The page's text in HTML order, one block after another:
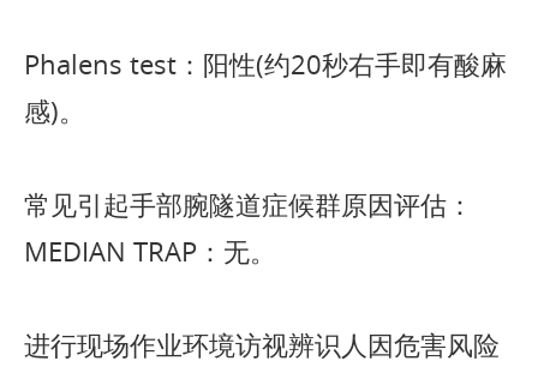
Phalens test：阳性(约20秒右手即有酸麻
感)。
常见引起手部腕隧道症候群原因评估：
MEDIAN TRAP：无。
进行现场作业环境访视辨识人因危害风险